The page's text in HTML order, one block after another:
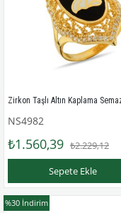
NS4982
₺1.560,39 ₺2.229,12
Sepete Ekle
%30 İndirim